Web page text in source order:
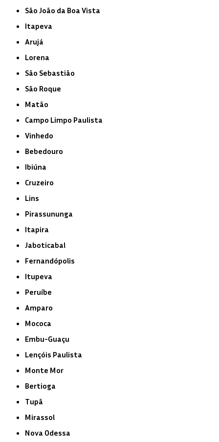
São João da Boa Vista
Itapeva
Arujá
Lorena
São Sebastião
São Roque
Matão
Campo Limpo Paulista
Vinhedo
Bebedouro
Ibiúna
Cruzeiro
Lins
Pirassununga
Itapira
Jaboticabal
Fernandópolis
Itupeva
Peruíbe
Amparo
Mococa
Embu-Guaçu
Lençóis Paulista
Monte Mor
Bertioga
Tupã
Mirassol
Nova Odessa